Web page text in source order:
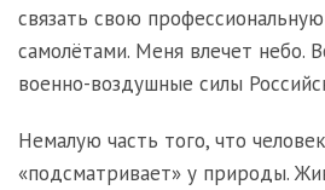
связать свою
самолётами. Меня влечет небо.
военно-воздушные силы
Немалую часть того, что
«подсматривает» у природы.